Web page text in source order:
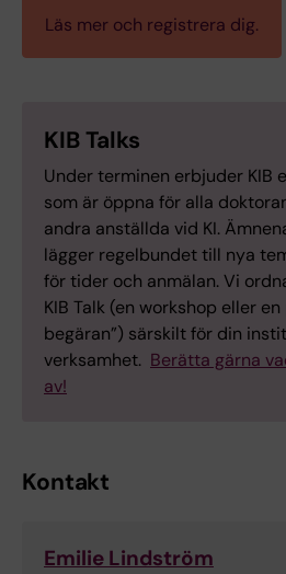
Läs mer och registrera dig.
KIB Talks
Under terminen erbjuder KIB
som är öppna för alla
andra anställda vid KI.
lägger regelbundet till nya
för tider och anmälan. Vi
KIB Talk (en workshop eller
begäran”) särskilt för din
verksamhet. Berätta gärna
av!
Kontakt
Emilie Lindström